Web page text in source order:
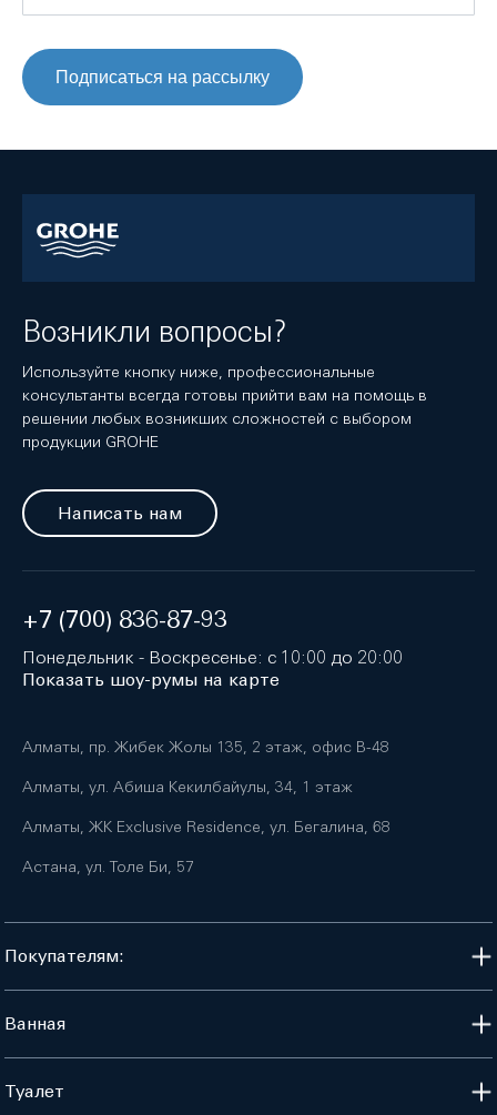
Подписаться на рассылку
Возникли вопросы?
Используйте кнопку ниже, профессиональные
консультанты всегда готовы прийти вам на помощь в
решении любых возникших сложностей с выбором
продукции GROHE
Написать нам
+7 (700) 836-87-93
Понедельник - Воскресенье: с 10:00 до 20:00
Показать шоу-румы на карте
Алматы, пр. Жибек Жолы 135, 2 этаж, офис B-48
Алматы, ул. Абиша Кекилбайулы, 34, 1 этаж
Алматы, ЖК Exclusive Residence, ул. Бегалина, 68
Астана, ул. Толе Би, 57
Покупателям:
Ванная
Туалет